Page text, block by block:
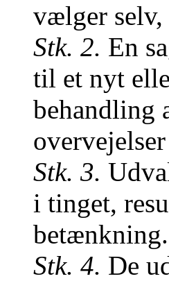
vælger selv,
Stk. 2. En
til et nyt
behandling
Stk. 3.
i tinget,
betænkning.
Stk. 4. De